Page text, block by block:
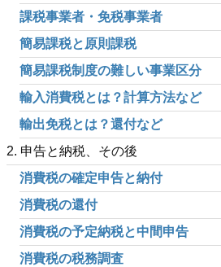
課税事業者・免税事業者
簡易課税と原則課税
簡易課税制度の難しい事業区分
輸入消費税とは？計算方法など
輸出免税とは？還付など
2. 申告と納税、その後
消費税の確定申告と納付
消費税の還付
消費税の予定納税と中間申告
消費税の税務調査